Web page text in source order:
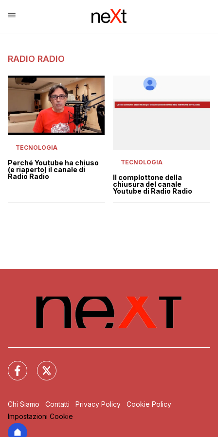
RADIO RADIO
TECNOLOGIA
Perché Youtube ha chiuso
(e riaperto) il canale di
Radio Radio
TECNOLOGIA
Il complottone della
chiusura del canale
Youtube di Radio Radio
Chi Siamo Contatti Privacy Policy
Cookie Policy
Impostazioni Cookie